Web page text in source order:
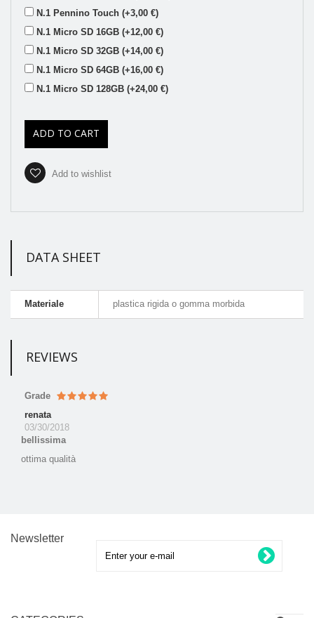
N.1 Pennino Touch (+3,00 €)
N.1 Micro SD 16GB (+12,00 €)
N.1 Micro SD 32GB (+14,00 €)
N.1 Micro SD 64GB (+16,00 €)
N.1 Micro SD 128GB (+24,00 €)
ADD TO CART
Add to wishlist
DATA SHEET
Materiale plastica rigida o gomma morbida
REVIEWS
Grade
renata
03/30/2018
bellissima
ottima qualità
Newsletter